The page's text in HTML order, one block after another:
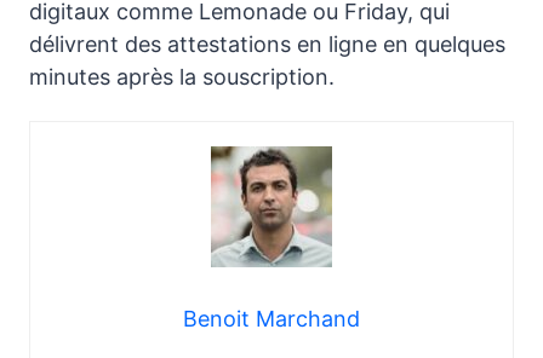
digitaux comme Lemonade ou Friday, qui
délivrent des attestations en ligne en quelques
minutes après la souscription.
Benoit Marchand